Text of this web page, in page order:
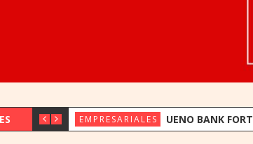
EMPRESARIALES UENO BANK FORTALECE SU FONDEO INTERNACIONAL CON US$ 17,5 MILLONES DE TRIODOS BANK Y GAWA CAPITAL